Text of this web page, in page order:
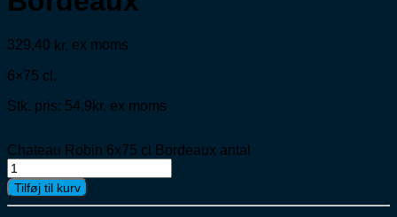
329,40 kr. ex moms
6×75 cl.
Stk. pris: 54,9kr. ex moms
Chateau Robin 6x75 cl Bordeaux antal
Tilføj til kurv